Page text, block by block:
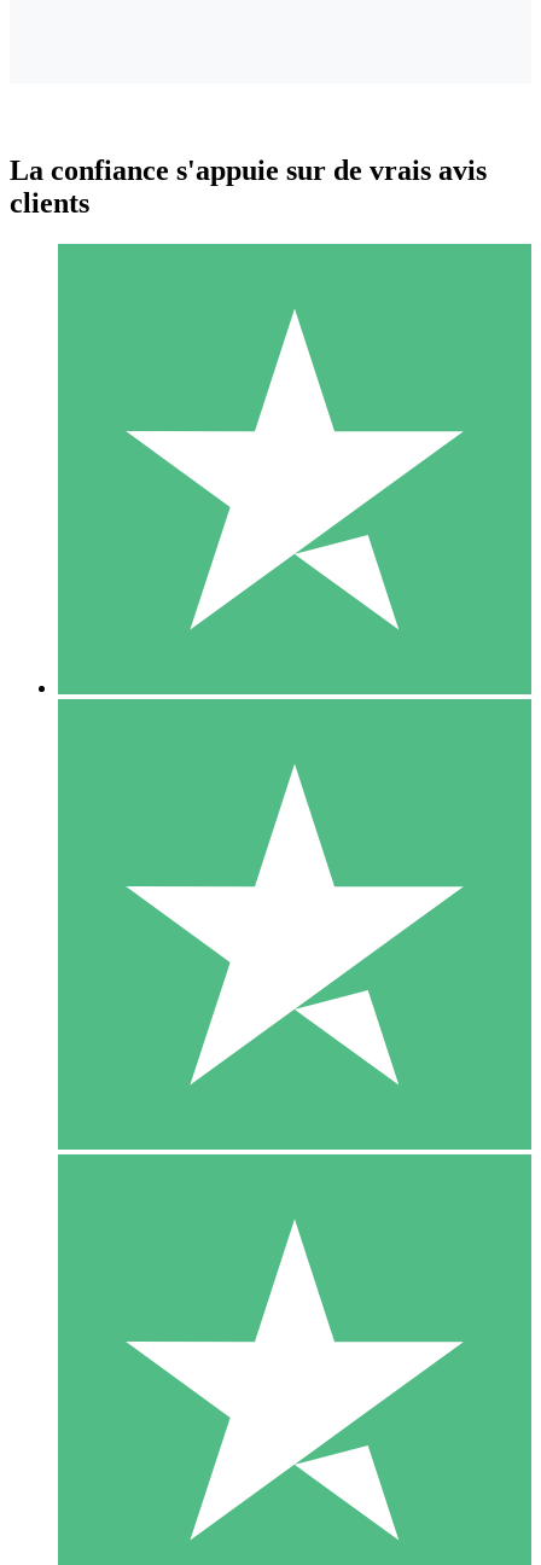
Packs de Crédits Individuels
Payez à l'utilisation avec des crédits de téléchargement. Sans
1 Téléchargement
10 00
10 Téléchargements
20 00
La confiance s'appuie sur de vrais avis
clients